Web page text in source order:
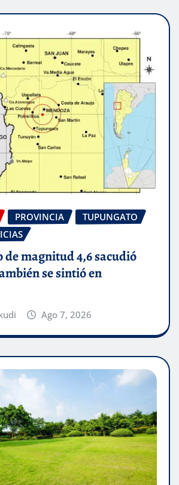
PROVINCIA
TUPUNGATO
de magnitud 4,6 sacudió
se sintió en
Ago 7, 2026